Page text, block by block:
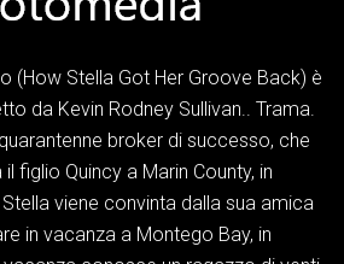
(How Stella Got Her Groove Back) è
da Kevin Rodney Sullivan.. Trama.
broker di successo, che
figlio Quincy a Marin County, in
viene convinta dalla sua amica
in vacanza a Montego Bay, in